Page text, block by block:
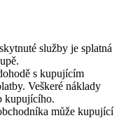
služby je splatná
s kupujícím
Veškeré náklady
kupujícího.
může kupující